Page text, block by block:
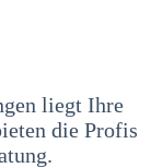
liegt Ihre
die Profis